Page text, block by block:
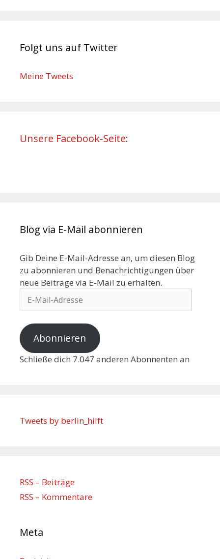
Folgt uns auf Twitter
Meine Tweets
Unsere Facebook-Seite:
Blog via E-Mail abonnieren
Gib Deine E-Mail-Adresse an, um diesen Blog
zu abonnieren und Benachrichtigungen über
neue Beiträge via E-Mail zu erhalten.
Abonnieren
Schließe dich 7.047 anderen Abonnenten an
Tweets by berlin_hilft
RSS – Beiträge
RSS – Kommentare
Meta